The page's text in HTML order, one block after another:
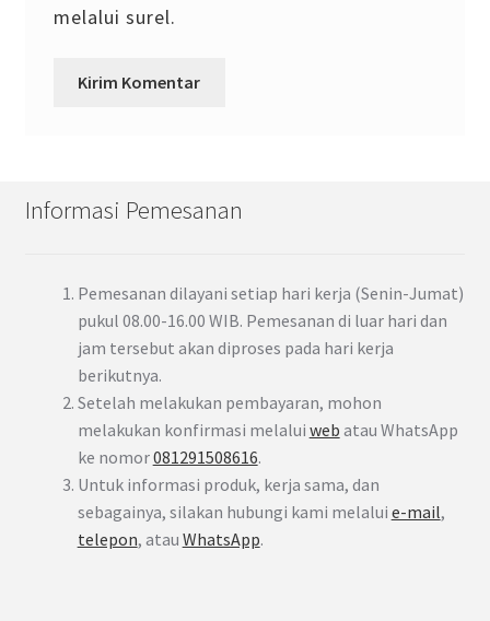
melalui surel.
Informasi Pemesanan
Pemesanan dilayani setiap hari kerja (Senin-Jumat)
pukul 08.00-16.00 WIB. Pemesanan di luar hari dan
jam tersebut akan diproses pada hari kerja
berikutnya.
Setelah melakukan pembayaran, mohon
melakukan konfirmasi melalui web atau WhatsApp
ke nomor081291508616.
Untuk informasi produk, kerja sama, dan
sebagainya, silakan hubungi kami melalui e-mail,
telepon, atau WhatsApp.